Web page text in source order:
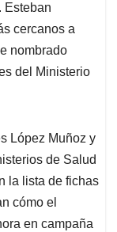
Esteban
cercanos a
nombrado
del Ministerio
López Muñoz y
de Salud
la lista de fichas
cómo el
en campaña